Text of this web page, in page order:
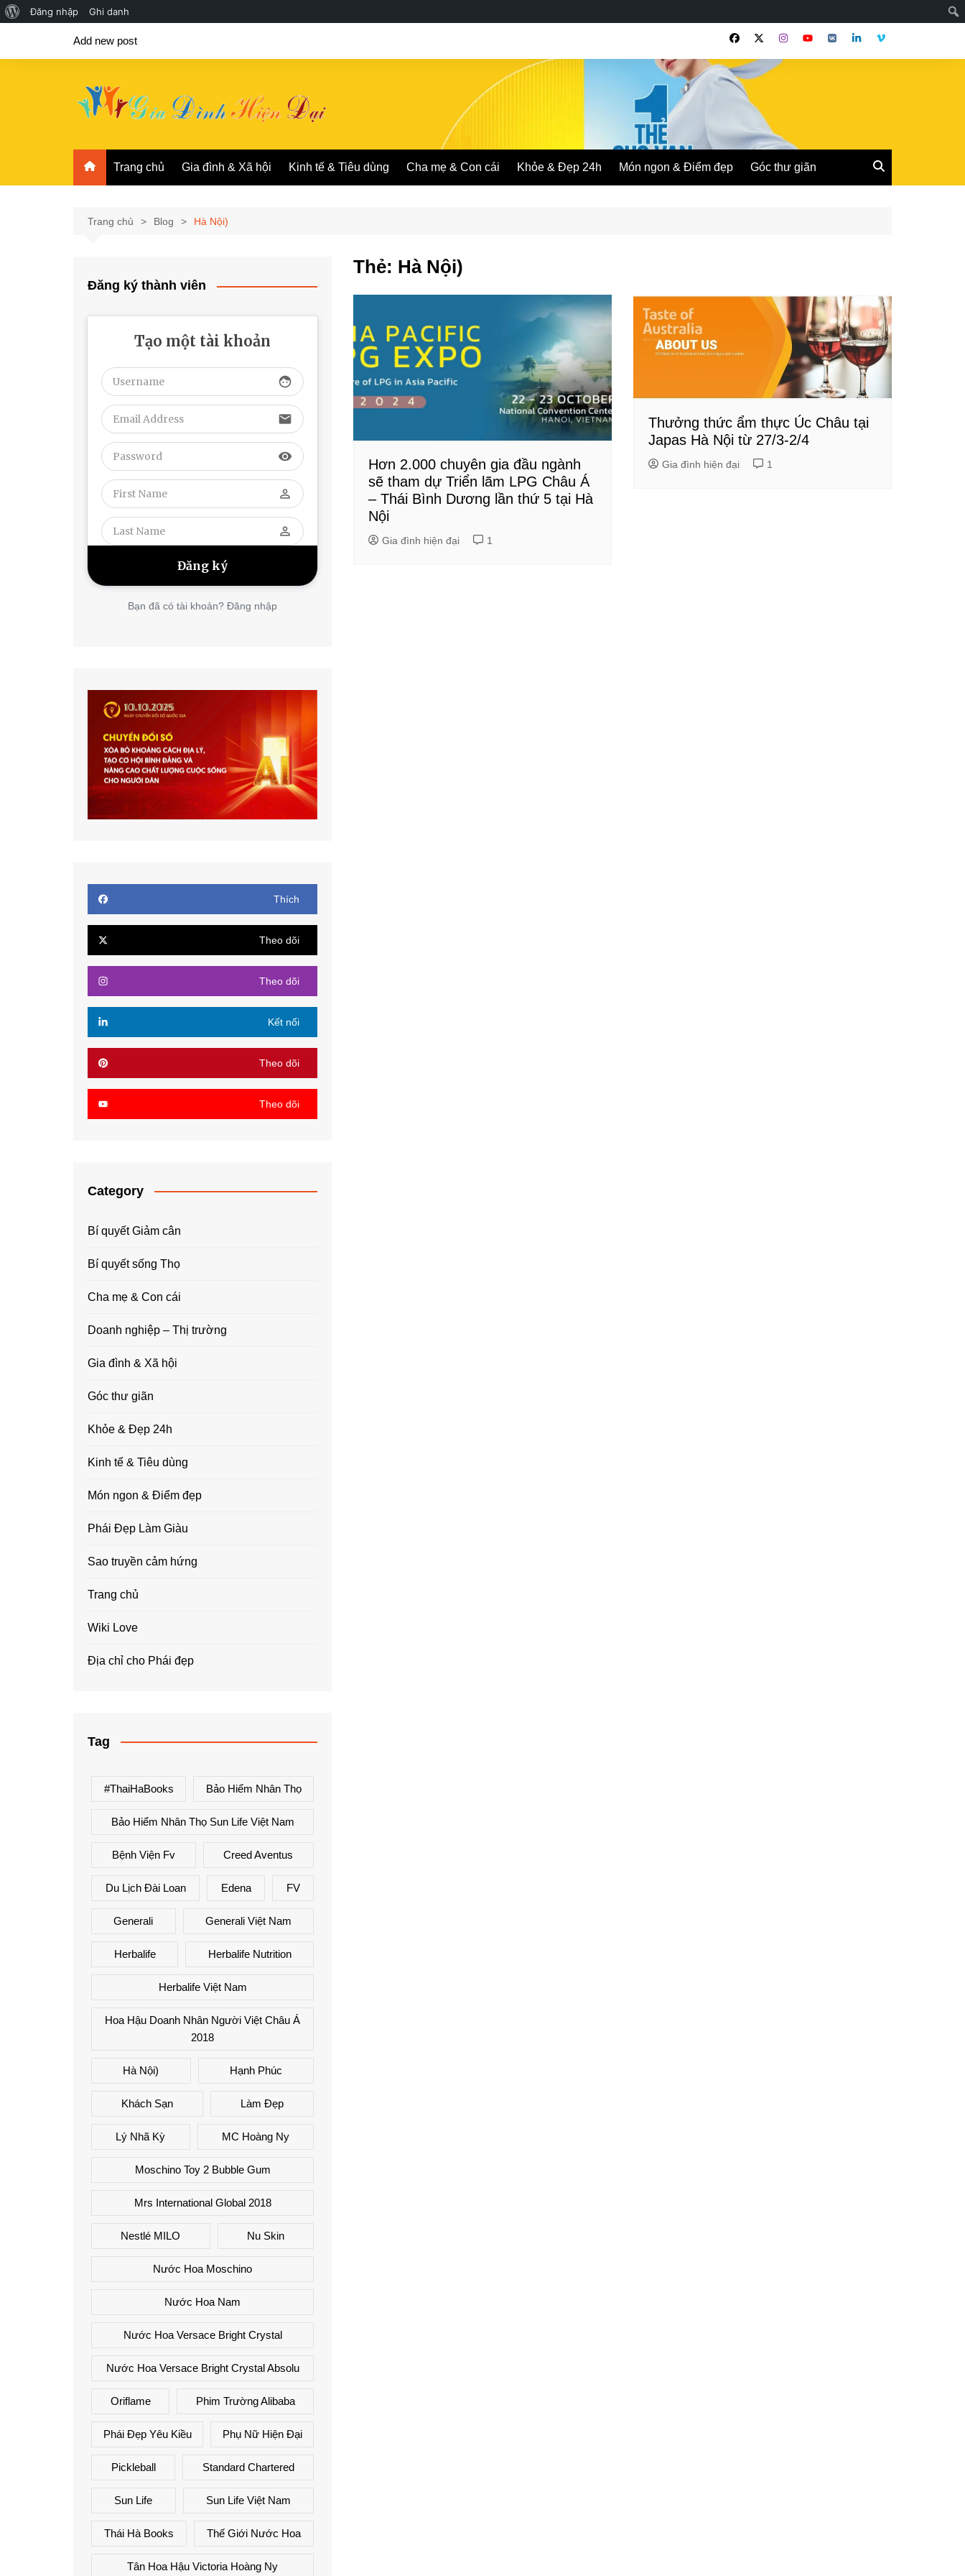
Giới
về
Đăng nhập Ghi danh
Add new post
Trang chủ Gia đình & Xã hội Kinh tế & Tiêu dùng Cha mẹ & Con cái Khỏe & Đẹp 24h Món ngon & Điểm đẹp Góc thư giãn
Trang chủ Blog Hà Nội)
Thẻ: Hà Nội)
Hơn 2.000 chuyên gia đầu ngành
sẽ tham dự Triển lãm LPG Châu Á
– Thái Bình Dương lần thứ 5 tại Hà
Nội
Gia đình hiện đại 1
Thưởng thức ẩm thực Úc Châu tại
Japas Hà Nội từ 27/3-2/4
Gia đình hiện đại 1
Đăng ký thành viên
Tạo một tài khoản
face
email
visibility
perm_identity
perm_identity
Bạn đã có tài khoản? Đăng nhập
Thích
Theo dõi
Theo dõi
Kết nối
Theo dõi
Theo dõi
Category
Bí quyết Giảm cân
Bí quyết sống Thọ
Cha mẹ & Con cái
Doanh nghiệp – Thị trường
Gia đình & Xã hội
Góc thư giãn
Khỏe & Đẹp 24h
Kinh tế & Tiêu dùng
Món ngon & Điểm đẹp
Phái Đẹp Làm Giàu
Sao truyền cảm hứng
Trang chủ
Wiki Love
Địa chỉ cho Phái đẹp
Tag
#ThaiHaBooks Bảo Hiểm Nhân Thọ
Bảo Hiểm Nhân Thọ Sun Life Việt Nam
Bệnh Viện Fv Creed Aventus
Du Lịch Đài Loan Edena FV
Generali Generali Việt Nam
Herbalife Herbalife Nutrition
Herbalife Việt Nam
Hoa Hậu Doanh Nhân Người Việt Châu Á
2018
Hà Nội) Hạnh Phúc
Khách Sạn Làm Đẹp
Lý Nhã Kỳ MC Hoàng Ny
Moschino Toy 2 Bubble Gum
Mrs International Global 2018
Nestlé MILO Nu Skin
Nước Hoa Moschino
Nước Hoa Nam
Nước Hoa Versace Bright Crystal
Nước Hoa Versace Bright Crystal Absolu
Oriflame Phim Trường Alibaba
Phái Đẹp Yêu Kiều Phụ Nữ Hiện Đại
Pickleball Standard Chartered
Sun Life Sun Life Việt Nam
Thái Hà Books Thế Giới Nước Hoa
Tân Hoa Hậu Victoria Hoàng Ny